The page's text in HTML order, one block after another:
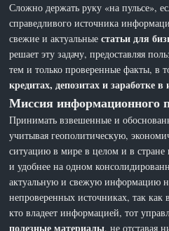
Сложно держать руку «на пульсе»,
справедливого источника
свежие и актуальныестатьи для
решает эту задачу, предоставляя
тем и только проверенные факты, в
кредитах, депозитах и заработке в
Миссия информационного
Принимать взвешенные и
учитывая геополитическую,
ситуацию в мире в целом и в стране
и удобнее на одном
актуальную и свежую информацию
непроверенных источниках, так как
кто владеет информацией, тот
полезные материалы, не отставая